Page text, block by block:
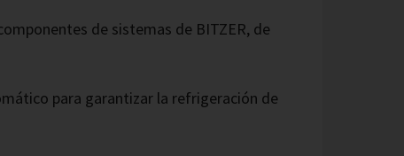
de sistemas de BITZER, de
para garantizar la refrigeración de